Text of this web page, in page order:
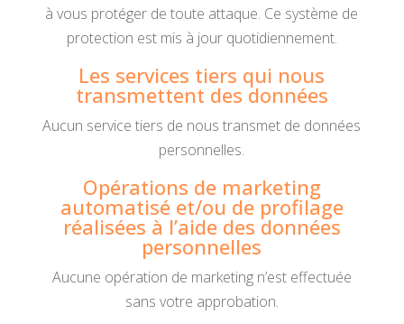
à vous protéger de toute attaque. Ce système de
protection est mis à jour quotidiennement.
Les services tiers qui nous
transmettent des données
Aucun service tiers de nous transmet de données
personnelles.
Opérations de marketing
automatisé et/ou de profilage
réalisées à l’aide des données
personnelles
Aucune opération de marketing n’est effectuée
sans votre approbation.